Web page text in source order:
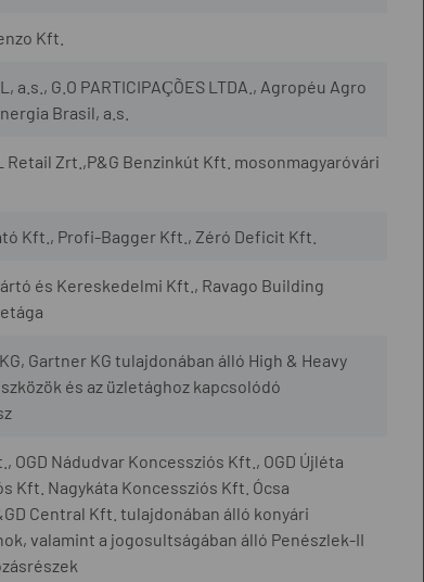
Kft.
G.O PARTICIPAÇÕES LTDA., Agropéu Agro
Brasil, a.s.
Retail Zrt.,P&G Benzinkút Kft. mosonmagyaróvári
Kft., Profi-Bagger Kft., Zéró Deficit Kft.
és Kereskedelmi Kft., Ravago Building
Gartner KG tulajdonában álló High & Heavy
és az üzletághoz kapcsolódó
OGD Nádudvar Koncessziós Kft., OGD Újléta
Kft. Nagykáta Koncessziós Kft. Ócsa
Central Kft. tulajdonában álló konyári
valamint a jogosultságában álló Penészlek-II